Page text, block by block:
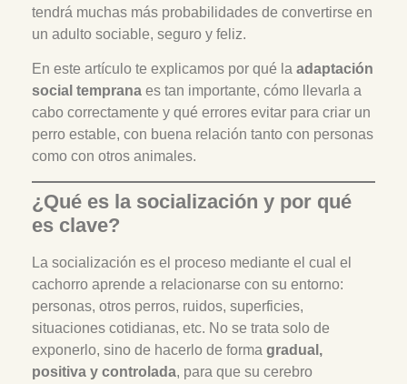
tendrá muchas más probabilidades de convertirse en
un adulto sociable, seguro y feliz.
En este artículo te explicamos por qué la adaptación
social temprana es tan importante, cómo llevarla a
cabo correctamente y qué errores evitar para criar un
perro estable, con buena relación tanto con personas
como con otros animales.
¿Qué es la socialización y por qué
es clave?
La socialización es el proceso mediante el cual el
cachorro aprende a relacionarse con su entorno:
personas, otros perros, ruidos, superficies,
situaciones cotidianas, etc. No se trata solo de
exponerlo, sino de hacerlo de forma gradual,
positiva y controlada, para que su cerebro